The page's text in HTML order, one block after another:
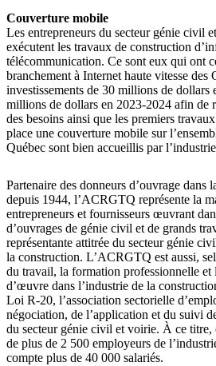
Couverture mobile
Les entrepreneurs du secteur génie civil
exécutent les travaux de construction
télécommunication. Ce sont eux qui ont
branchement à Internet haute vitesse des
investissements de 30 millions de dollars
millions de dollars en 2023-2024 afin de
des besoins ainsi que les premiers
place une couverture mobile sur
Québec sont bien accueillis par
Partenaire des donneurs d’ouvrage dans
depuis 1944, l’ACRGTQ représente la
entrepreneurs et fournisseurs œuvrant
d’ouvrages de génie civil et de grands
représentante attitrée du secteur génie
la construction. L’ACRGTQ est aussi,
du travail, la formation professionnelle et
d’œuvre dans l’industrie de la
Loi R-20, l’association sectorielle
négociation, de l’application et du suivi
du secteur génie civil et voirie. À ce titre,
de plus de 2 500 employeurs de
compte plus de 40 000 salariés.